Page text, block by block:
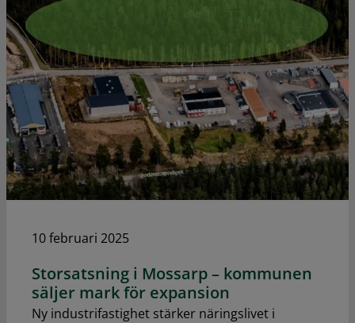
10 februari 2025
Storsatsning i Mossarp – kommunen
säljer mark för expansion
Ny industrifastighet stärker näringslivet i